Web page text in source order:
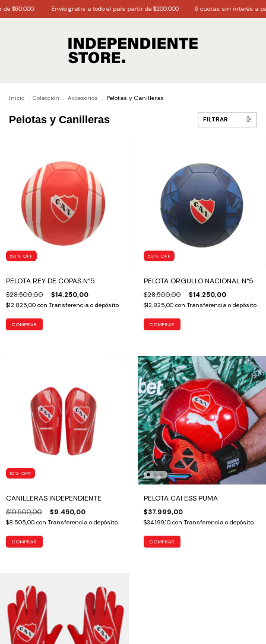
$60.000. Envío gratis a todo el país partir de $200.000 6 cuotas sin interés a
Inicio . Colección . Accesorios . Pelotas y Canilleras
Pelotas y Canilleras FILTRAR
50 % OFF
PELOTA REY DE COPAS N°5
$28.500,00 $14.250,00
$12.825,00 con Transferencia o depósito
50 % OFF
PELOTA ORGULLO NACIONAL N°5
$28.500,00 $14.250,00
$12.825,00 con Transferencia o depósito
10 % OFF
CANILLERAS INDEPENDIENTE
$10.500,00 $9.450,00
$8.505,00 con Transferencia o depósito
COMPRAR
PELOTA CAI ESS PUMA
$37.999,00
$34.199,10 con Transferencia o depósito